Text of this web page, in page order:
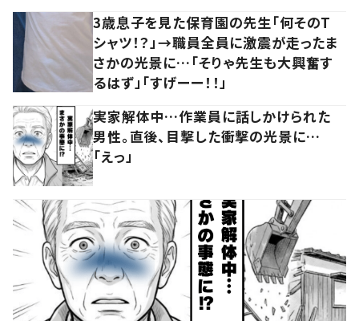
3歳息子を見た保育園の先生「何そのT
シャツ！？」→職員全員に激震が走ったま
さかの光景に…「そりゃ先生も大興奮す
るはず」「すげーー！！」
実家解体中…作業員に話しかけられた
男性。直後、目撃した衝撃の光景に…
「えっ」